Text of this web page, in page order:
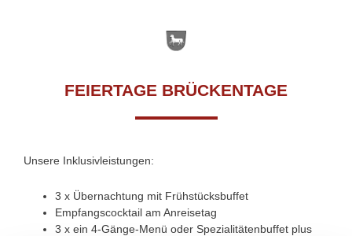
FEIERTAGE BRÜCKENTAGE
Unsere Inklusivleistungen:
3 x Übernachtung mit Frühstücksbuffet
Empfangscocktail am Anreisetag
3 x ein 4-Gänge-Menü oder Spezialitätenbuffet plus